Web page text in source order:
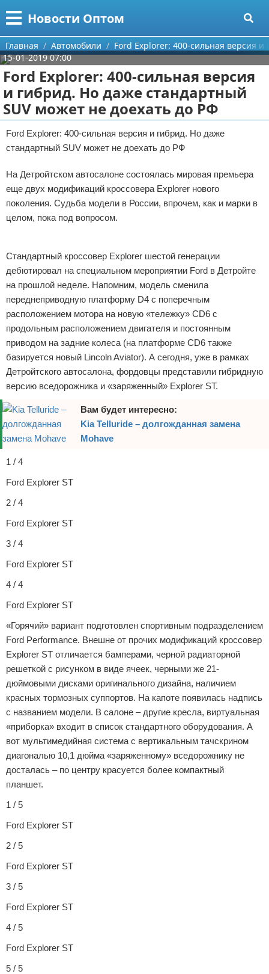
Новости Оптом
Меню
Главная
Категории
Информационные технологии
Автомобили
Знаменитости
Политика
Природа
Культура
Экономика
Разное
Поиск
О проекте
Контакты
Сотрудничество
Размещение рекламы
Условия предоставления информации
Отказ от ответственности
Главная Автомобили
Ford Explorer: 400-сильная версия
15-01-2019 07:00
Ford Explorer: 400-сильная версия
и гибрид. Но даже стандартный
SUV может не доехать до РФ
Ford Explorer: 400-сильная версия и гибрид. Но даже
стандартный SUV может не доехать до РФ
На Детройтском автосалоне состоялась мировая премьера
еще двух модификаций кроссовера Explorer нового
поколения. Судьба модели в России, впрочем, как и марки в
целом, пока под вопросом.
Стандартный кроссовер Explorer шестой генерации
дебютировал на специальном мероприятии Ford в Детройте
на прошлой неделе. Напомним, модель сменила
переднеприводную платформу D4 с поперечным
расположением мотора на новую «тележку» CD6 с
продольным расположением двигателя и постоянным
приводом на задние колеса (на платформе CD6 также
базируется новый Lincoln Aviator). А сегодня, уже в рамках
Детройтского автосалона, фордовцы представили гибридную
версию вседорожника и «заряженный» Explorer ST.
Вам будет интересно:
Kia Telluride – долгожданная замена
Mohave
1 / 4
Ford Explorer ST
2 / 4
Ford Explorer ST
3 / 4
Ford Explorer ST
4 / 4
Ford Explorer ST
«Горячий» вариант подготовлен спортивным подразделением
Ford Performance. Внешне от прочих модификаций кроссовер
Explorer ST отличается бамперами, черной радиаторной
решеткой с рисунком в виде ячеек, черными же 21-
дюймовыми дисками оригинального дизайна, наличием
красных тормозных суппортов. На капоте появилась надпись
с названием модели. В салоне – другие кресла, виртуальная
«приборка» входит в список стандартного оборудования. А
вот мультимедийная система с вертикальным тачскрином
диагональю 10,1 дюйма «заряженному» вседорожнику не
досталась – по центру красуется более компактный
планшет.
1 / 5
Ford Explorer ST
2 / 5
Ford Explorer ST
3 / 5
Ford Explorer ST
4 / 5
Ford Explorer ST
5 / 5